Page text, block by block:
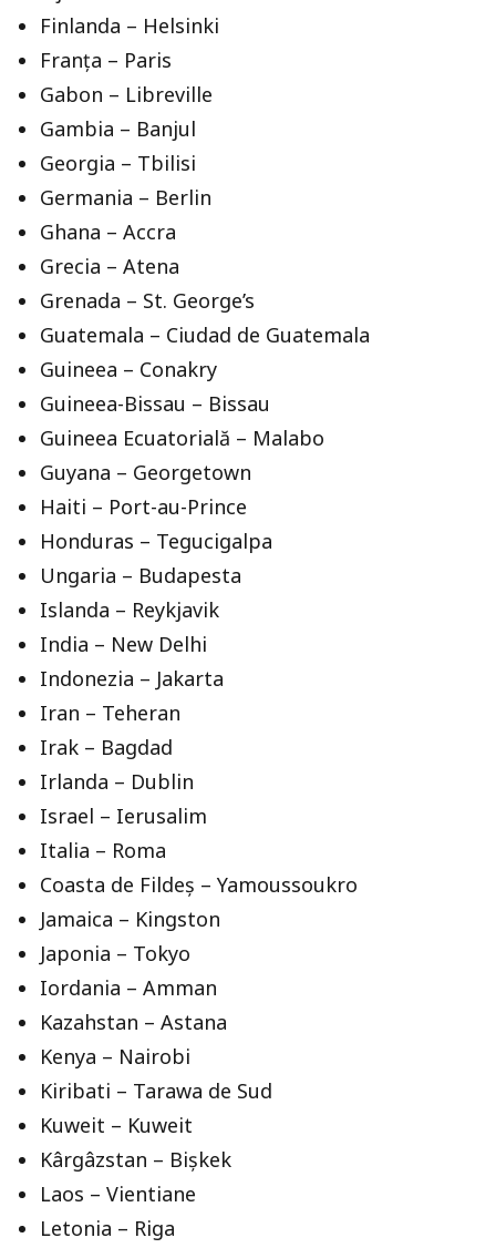
Finlanda – Helsinki
Franța – Paris
Gabon – Libreville
Gambia – Banjul
Georgia – Tbilisi
Germania – Berlin
Ghana – Accra
Grecia – Atena
Grenada – St. George’s
Guatemala – Ciudad de Guatemala
Guineea – Conakry
Guineea-Bissau – Bissau
Guineea Ecuatorială – Malabo
Guyana – Georgetown
Haiti – Port-au-Prince
Honduras – Tegucigalpa
Ungaria – Budapesta
Islanda – Reykjavik
India – New Delhi
Indonezia – Jakarta
Iran – Teheran
Irak – Bagdad
Irlanda – Dublin
Israel – Ierusalim
Italia – Roma
Coasta de Fildeș – Yamoussoukro
Jamaica – Kingston
Japonia – Tokyo
Iordania – Amman
Kazahstan – Astana
Kenya – Nairobi
Kiribati – Tarawa de Sud
Kuweit – Kuweit
Kârgâzstan – Bișkek
Laos – Vientiane
Letonia – Riga